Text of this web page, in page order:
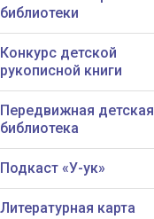
библиотеки
Конкурс детской
рукописной книги
Передвижная детская
библиотека
Подкаст «У-ук»
Литературная карта